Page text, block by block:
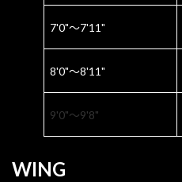
7'0"〜7'11"
8'0"〜8'11"
9'0"〜9'8"
WING